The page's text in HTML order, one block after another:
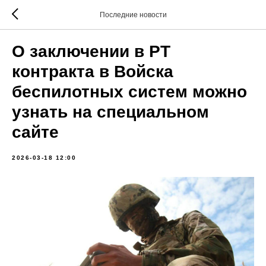
Последние новости
О заключении в РТ
контракта в Войска
беспилотных систем можно
узнать на специальном
сайте
2026-03-18 12:00